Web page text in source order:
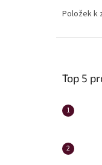
Položek k
Top 5